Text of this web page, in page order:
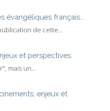
évangéliques français...
de cette...
et perspectives
mais un...
enjeux et